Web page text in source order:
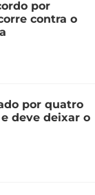
por
contra o
por quatro
deve deixar o